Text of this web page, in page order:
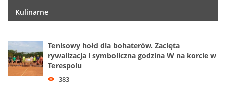
Kulinarne
Tenisowy hołd dla bohaterów. Zacięta
rywalizacja i symboliczna godzina W na korcie w
Terespolu
383